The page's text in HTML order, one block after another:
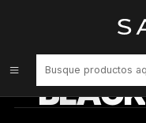
BLACK